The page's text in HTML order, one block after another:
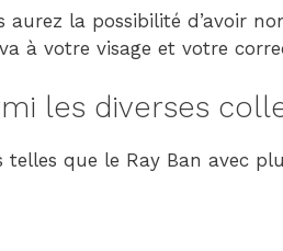
https://
wp-
la possibilité d’avoir
à votre visage et votre
les diverses
telles que le Ray Ban avec